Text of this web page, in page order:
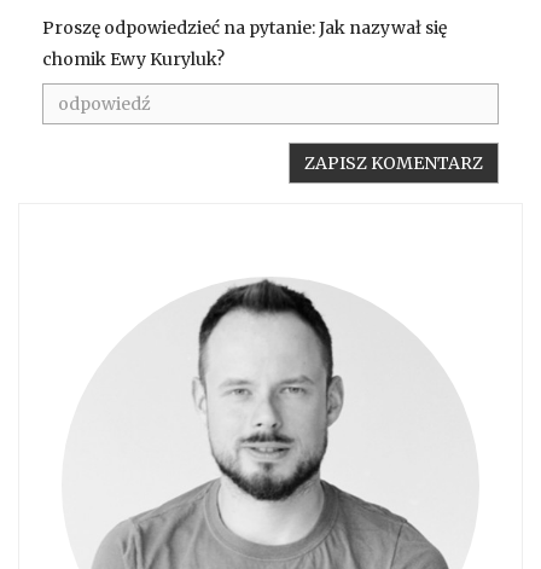
Proszę odpowiedzieć na pytanie: Jak nazywał się
chomik Ewy Kuryluk?